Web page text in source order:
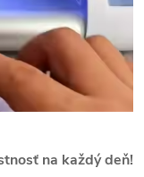
na každý deň!